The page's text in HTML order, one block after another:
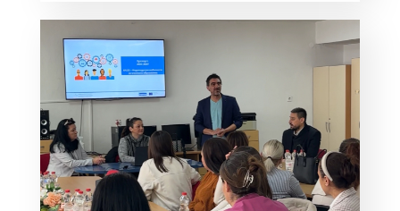
за избор на еТвинери